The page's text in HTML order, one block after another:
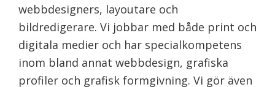
webbdesigners, layoutare och
bildredigerare. Vi jobbar med både print och
digitala medier och har specialkompetens
inom bland annat webbdesign, grafiska
profiler och grafisk formgivning. Vi gör även